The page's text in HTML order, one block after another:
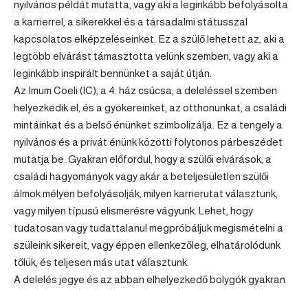
nyilvános példát mutatta, vagy aki a leginkább befolyásolta
a karrierrel, a sikerekkel és a társadalmi státusszal
kapcsolatos elképzeléseinket. Ez a szülő lehetett az, aki a
legtöbb elvárást támasztotta velünk szemben, vagy aki a
leginkább inspirált bennünket a saját útján.
Az Imum Coeli (IC), a 4. ház csúcsa, a deleléssel szemben
helyezkedik el, és a gyökereinket, az otthonunkat, a családi
mintáinkat és a belső énünket szimbolizálja. Ez a tengely a
nyilvános és a privát énünk közötti folytonos párbeszédet
mutatja be. Gyakran előfordul, hogy a szülői elvárások, a
családi hagyományok vagy akár a beteljesületlen szülői
álmok mélyen befolyásolják, milyen karrierutat választunk,
vagy milyen típusú elismerésre vágyunk. Lehet, hogy
tudatosan vagy tudattalanul megpróbáljuk megismételni a
szüleink sikereit, vagy éppen ellenkezőleg, elhatárolódunk
tőlük, és teljesen más utat választunk.
A delelés jegye és az abban elhelyezkedő bolygók gyakran